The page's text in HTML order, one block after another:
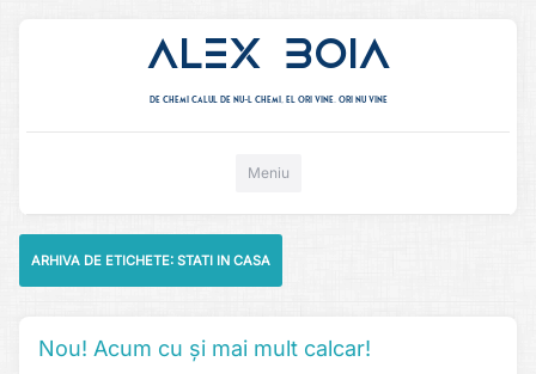
Alex Boia
De chemi calul de nu-l chemi, el ori vine. ori nu vine
Meniu
ARHIVA DE ETICHETE: STATI IN CASA
Nou! Acum cu și mai mult calcar!